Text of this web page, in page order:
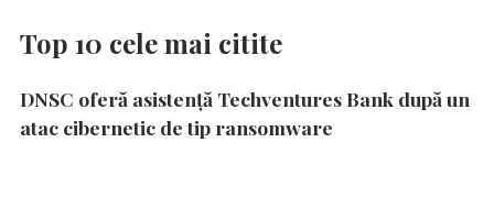
Top 10 cele mai citite
DNSC oferă asistență Techventures Bank după un
atac cibernetic de tip ransomware